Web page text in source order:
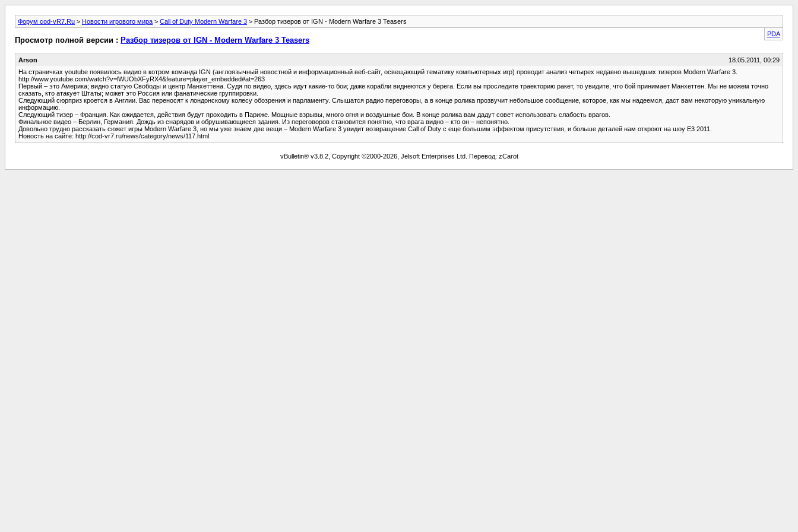
Форум cod-vR7.Ru > Новости игрового мира > Call of Duty Modern Warfare 3 > Разбор тизеров от IGN - Modern Warfare 3 Teasers
PDA
Просмотр полной версии : Разбор тизеров от IGN - Modern Warfare 3 Teasers
Arson
18.05.2011, 00:29
На страничках youtube появилось видио в котром команда IGN (англоязычный новостной и информационный веб-сайт, освещающий тематику компьютерных игр) проводит анализ четырех недавно вышедших тизеров Modern Warfare 3.
http://www.youtube.com/watch?v=lWUObXFyRX4&feature=player_embedded#at=263
Первый – это Америка; видно статую Свободы и центр Манхеттена. Судя по видео, здесь идут какие-то бои; даже корабли виднеются у берега. Если вы проследите траекторию ракет, то увидите, что бой принимает Манхеттен. Мы не можем точно
сказать, кто атакует Штаты; может это Россия или фанатические группировки.
Следующий сюрприз кроется в Англии. Вас переносят к лондонскому колесу обозрения и парламенту. Слышатся радио переговоры, а в конце ролика прозвучит небольшое сообщение, которое, как мы надеемся, даст вам некоторую уникальную
информацию.
Следующий тизер – Франция. Как ожидается, действия будут проходить в Париже. Мощные взрывы, много огня и воздушные бои. В конце ролика вам дадут совет использовать слабость врагов.
Финальное видео – Берлин, Германия. Дождь из снарядов и обрушивающиеся здания. Из переговоров становится понятно, что врага видно – кто он – непонятно.
Довольно трудно рассказать сюжет игры Modern Warfare 3, но мы уже знаем две вещи – Modern Warfare 3 увидит возвращение Call of Duty с еще большим эффектом присутствия, и больше деталей нам откроют на шоу Е3 2011.
Новость на сайте: http://cod-vr7.ru/news/category/news/117.html
vBulletin® v3.8.2, Copyright ©2000-2026, Jelsoft Enterprises Ltd. Перевод: zCarot